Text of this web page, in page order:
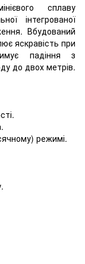
сплаву
інтегрованої
Вбудований
яскравість при
падіння з
до двох метрів.
режимі.